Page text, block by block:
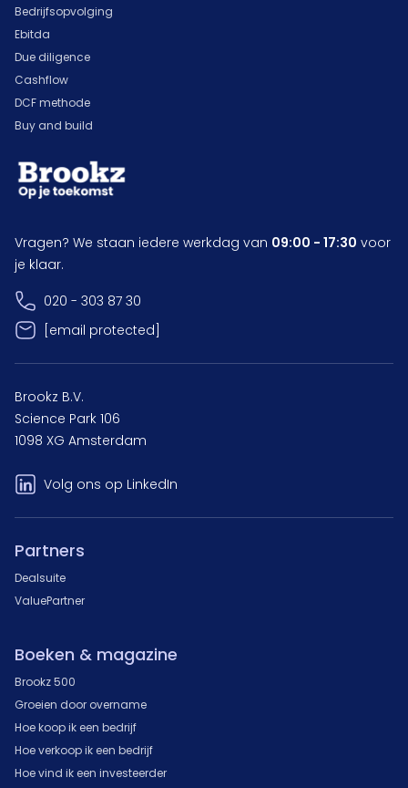
Bedrijfsopvolging
Ebitda
Due diligence
Cashflow
DCF methode
Buy and build
Vragen? We staan iedere werkdag van 09:00 - 17:30 voor
je klaar.
020 - 303 87 30
[email protected]
Brookz B.V.
Science Park 106
1098 XG Amsterdam
Volg ons op LinkedIn
Partners
Dealsuite
ValuePartner
Boeken & magazine
Brookz 500
Groeien door overname
Hoe koop ik een bedrijf
Hoe verkoop ik een bedrijf
Hoe vind ik een investeerder